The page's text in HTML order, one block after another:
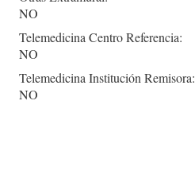
NO
Telemedicina Centro Referencia:
NO
Telemedicina Institución Remisora:
NO